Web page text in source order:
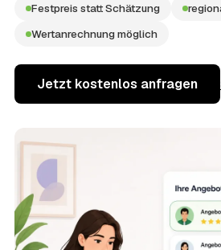
Festpreis statt Schätzung
Wertanrechnung möglich
Jetzt kostenlos anfragen